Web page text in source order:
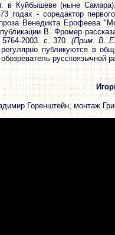
Куйбышеве (ныне Самара).
годах - соредактор
Венедикта Ерофеева
В. Фромер
5764-2003. с. 370.(Прим. В.
публикуются в
Горенштейн, монтаж